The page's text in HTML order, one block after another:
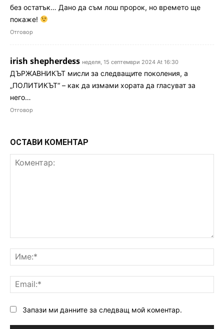
без остатък… Дано да съм лош пророк, но времето ще
покаже!
Отговор
irish shepherdess неделя, 15 септември 2024 At 16:30
ДЪРЖАВНИКЪТ мисли за следващите поколения, а
„ПОЛИТИКЪТ“ – как да измами хората да гласуват за
него…
Отговор
ОСТАВИ КОМЕНТАР
Запази ми данните за следващ мой коментар.